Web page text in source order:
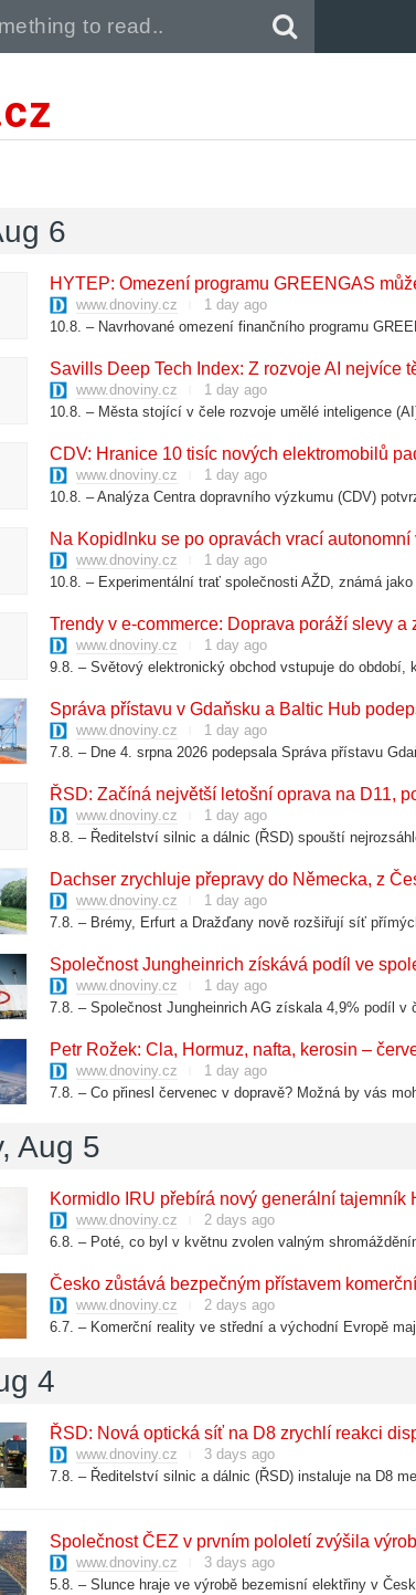
6
​HYTEP: Omezení programu GREENGAS
www.dnoviny.cz
1 day ago
10.8. – Navrhované omezení finančního programu
​Savills Deep Tech Index: Z rozvoje AI nejvíce
www.dnoviny.cz
1 day ago
10.8. – Města stojící v čele rozvoje umělé inteligence
​CDV: Hranice 10 tisíc nových elektromobilů
www.dnoviny.cz
1 day ago
10.8. – Analýza Centra dopravního výzkumu (CDV)
​Na Kopidlnku se po opravách vrací
www.dnoviny.cz
1 day ago
10.8. – Experimentální trať společnosti AŽD, známá
​Trendy v e-commerce: Doprava poráží slevy
www.dnoviny.cz
1 day ago
9.8. – Světový elektronický obchod vstupuje do období,
​Správa přístavu v Gdaňsku a Baltic Hub
www.dnoviny.cz
1 day ago
7.8. – Dne 4. srpna 2026 podepsala Správa přístavu
​ŘSD: Začíná největší letošní oprava na D11,
www.dnoviny.cz
1 day ago
8.8. – Ředitelství silnic a dálnic (ŘSD) spouští
​Dachser zrychluje přepravy do Německa, z
www.dnoviny.cz
1 day ago
7.8. – Brémy, Erfurt a Dražďany nově rozšiřují síť
​Společnost Jungheinrich získává podíl ve
www.dnoviny.cz
1 day ago
7.8. – Společnost Jungheinrich AG získala 4,9% podíl v
Petr Rožek: Cla, Hormuz, nafta, kerosin –
www.dnoviny.cz
1 day ago
7.8. – Co přinesl červenec v dopravě? Možná by vás
Aug 5
​Kormidlo IRU přebírá nový generální tajemník
www.dnoviny.cz
2 days ago
6.8. – Poté, co byl v květnu zvolen valným
​Česko zůstává bezpečným přístavem
www.dnoviny.cz
2 days ago
6.7. – Komerční reality ve střední a východní Evropě
4
​ŘSD: Nová optická síť na D8 zrychlí reakci
www.dnoviny.cz
3 days ago
7.8. – Ředitelství silnic a dálnic (ŘSD) instaluje na D8
​Společnost ČEZ v prvním pololetí zvýšila
www.dnoviny.cz
3 days ago
5.8. – Slunce hraje ve výrobě bezemisní elektřiny v
Pull down to refresh..